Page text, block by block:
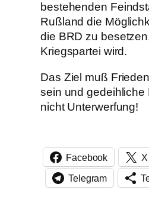
bestehenden
Rußland die
die BRD zu
Kriegspartei wird.
Das Ziel muß
sein und gedeihliche
nicht Unterwerfung!
Facebook X
Telegram